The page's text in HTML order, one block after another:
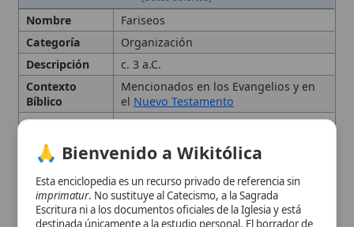
del Templo en 70 d.C.
Enseñanzas
Principales
Creencia en la resurrección de los
muertos, inmortalidad del
final y vida eterna; énfasis en la
purezaritual
Importancia
Eclesial
Ejemplo católico de fariseísmo:
advertencia contra el legalismo y la
hipocresíaexterna
Histórica y aportaron conceptos escatológicos
Origen
Tras el exilio babilónico, surgieron
como defensores de laLey mosaica
Prácticas Observanciaestricta de la Ley, uso de
Esta enciclopedia es un recurso privado de referencia sin
imprimatur
. No sustituye al Catecismo, a la Sagrada
Escritura ni a los documentos oficiales de la Iglesia y está
destinada únicamente a la estudio personal. El borrador de
los artículos se compone conMagisterium. Queda
prohibida su distribución en iglesias, oratorios, escuelas,
colegios o seminarios sin autorización episcopal -CDC 823-.
Se insta a consultar siempre las fuentes referenciadas y a
colaborar en la perfección de los artículos mediante el uso
del menú superior. Entrando a la enciclopedia confirma que
aviso legal